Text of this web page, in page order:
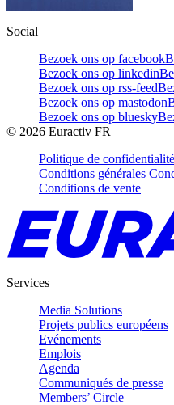
Social
Bezoek ons op facebook
Bezoek ons op linkedin
Bezoek ons op rss-feed
Bezoek ons op mastodon
Bezoek ons op bluesky
© 2026 Euractiv FR
Politique de confidentialité
Conditions générales
Conditions de vente
Services
Media Solutions
Projets publics européens
Evénements
Emplois
Agenda
Communiqués de presse
Members’ Circle